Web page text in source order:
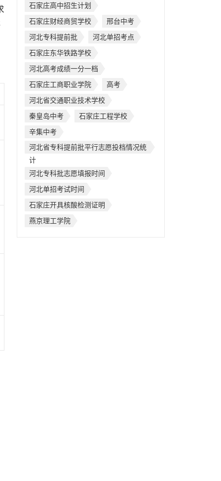
石家庄高中招生计划
石家庄财经商贸学校
邢台中考
河北专科提前批
河北单招考点
石家庄东华铁路学校
河北高考成绩一分一档
石家庄工商职业学院
高考
河北省交通职业技术学校
秦皇岛中考
石家庄工程学校
辛集中考
河北省专科提前批平行志愿投档情况统
计
河北专科批志愿填报时间
河北单招考试时间
石家庄开具核酸检测证明
燕京理工学院